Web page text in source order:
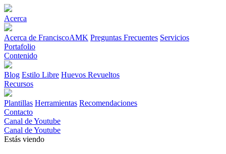
Acerca
Acerca de FranciscoAMK Preguntas Frecuentes Servicios
Portafolio
Contenido
Blog Estilo Libre Huevos Revueltos
Recursos
Plantillas Herramientas Recomendaciones
Contacto
Canal de Youtube
Canal de Youtube
Estás viendo